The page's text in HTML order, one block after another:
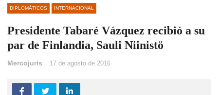
DIPLOMÁTICOS INTERNACIONAL
Presidente Tabaré Vázquez recibió a su
par de Finlandia, Sauli Niinistö
Mercojuris 17 de agosto de 2016